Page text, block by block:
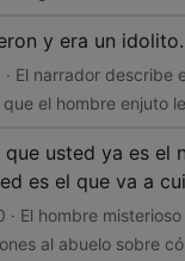
y era un
· El narrador describe
el hombre enjuto
que usted ya es el
es el que va a
· El hombre
al abuelo sobre